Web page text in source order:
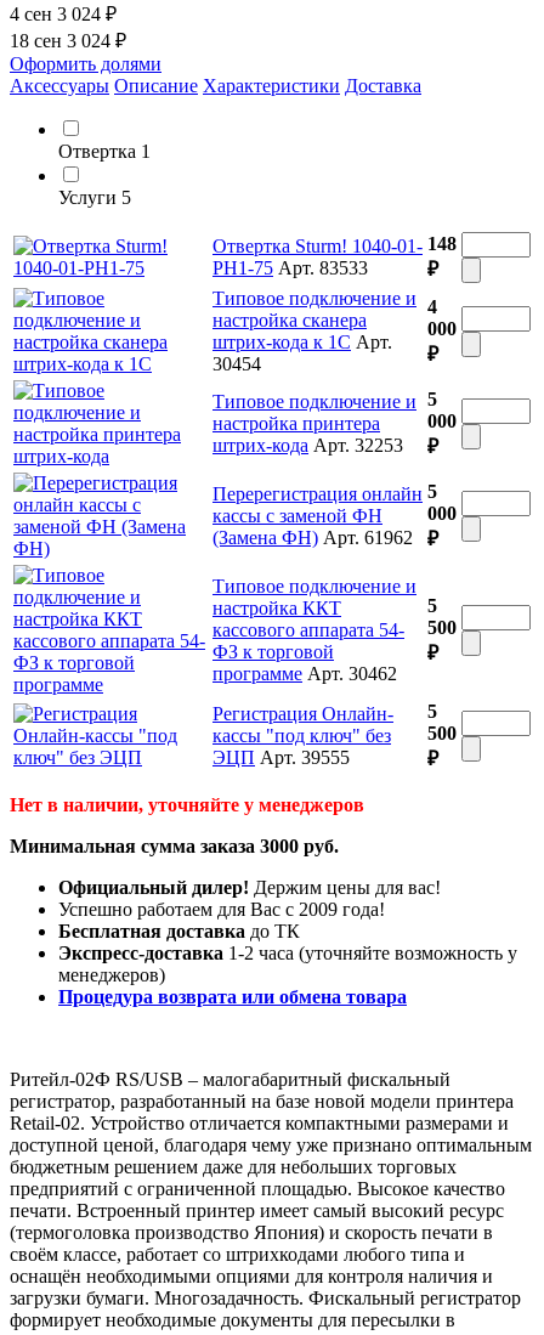
4 сен 3 024 ₽
18 сен 3 024 ₽
Оформить долями
Аксессуары Описание Характеристики Доставка
Отвертка 1
Услуги 5
Отвертка Sturm! 1040-01-
PH1-75 Арт. 83533
148
₽
Типовое подключение и
настройка сканера
штрих-кода к 1С Арт.
30454
4
000
₽
Типовое подключение и
настройка принтера
штрих-кода Арт. 32253
5
000
₽
Перерегистрация онлайн
кассы с заменой ФН
(Замена ФН) Арт. 61962
5
000
₽
Типовое подключение и
настройка ККТ
кассового аппарата 54-
ФЗ к торговой
программе Арт. 30462
5
500
₽
Регистрация Онлайн-
кассы "под ключ" без
ЭЦП Арт. 39555
5
500
₽
Нет в наличии, уточняйте у менеджеров
Минимальная сумма заказа 3000 руб.
Официальный дилер! Держим цены для вас!
Успешно работаем для Вас с 2009 года!
Бесплатная доставка до ТК
Экспресс-доставка 1-2 часа (уточняйте возможность у
менеджеров)
Процедура возврата или обмена товара
Ритейл-02Ф RS/USB – малогабаритный фискальный
регистратор, разработанный на базе новой модели принтера
Retail-02. Устройство отличается компактными размерами и
доступной ценой, благодаря чему уже признано оптимальным
бюджетным решением даже для небольших торговых
предприятий с ограниченной площадью. Высокое качество
печати. Встроенный принтер имеет самый высокий ресурс
(термоголовка производство Япония) и скорость печати в
своём классе, работает со штрихкодами любого типа и
оснащён необходимыми опциями для контроля наличия и
загрузки бумаги. Многозадачность. Фискальный регистратор
формирует необходимые документы для пересылки в